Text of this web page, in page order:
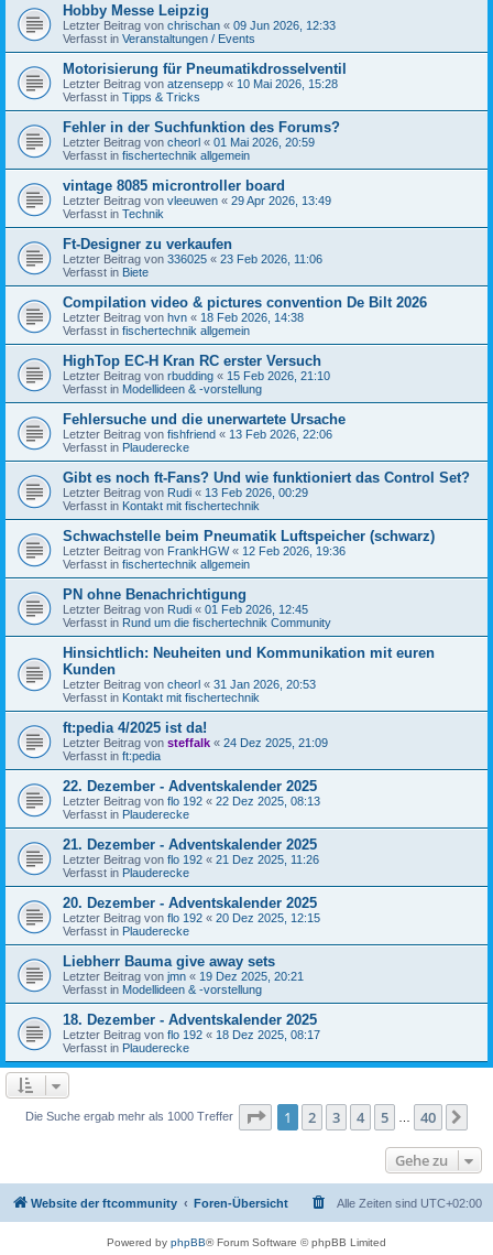
Hobby Messe Leipzig
Letzter Beitrag von chrischan « 09 Jun 2026, 12:33
Verfasst in Veranstaltungen / Events
Motorisierung für Pneumatikdrosselventil
Letzter Beitrag von atzensepp « 10 Mai 2026, 15:28
Verfasst in Tipps & Tricks
Fehler in der Suchfunktion des Forums?
Letzter Beitrag von cheorl « 01 Mai 2026, 20:59
Verfasst in fischertechnik allgemein
vintage 8085 microntroller board
Letzter Beitrag von vleeuwen « 29 Apr 2026, 13:49
Verfasst in Technik
Ft-Designer zu verkaufen
Letzter Beitrag von 336025 « 23 Feb 2026, 11:06
Verfasst in Biete
Compilation video & pictures convention De Bilt 2026
Letzter Beitrag von hvn « 18 Feb 2026, 14:38
Verfasst in fischertechnik allgemein
HighTop EC-H Kran RC erster Versuch
Letzter Beitrag von rbudding « 15 Feb 2026, 21:10
Verfasst in Modellideen & -vorstellung
Fehlersuche und die unerwartete Ursache
Letzter Beitrag von fishfriend « 13 Feb 2026, 22:06
Verfasst in Plauderecke
Gibt es noch ft-Fans? Und wie funktioniert das Control Set?
Letzter Beitrag von Rudi « 13 Feb 2026, 00:29
Verfasst in Kontakt mit fischertechnik
Schwachstelle beim Pneumatik Luftspeicher (schwarz)
Letzter Beitrag von FrankHGW« 12 Feb 2026, 19:36
Verfasst in fischertechnik allgemein
PN ohne Benachrichtigung
Letzter Beitrag von Rudi « 01 Feb 2026, 12:45
Verfasst in Rund um die fischertechnik Community
Hinsichtlich: Neuheiten und Kommunikation mit euren
Kunden
Letzter Beitrag von cheorl « 31 Jan 2026, 20:53
Verfasst in Kontakt mit fischertechnik
ft:pedia 4/2025 ist da!
Letzter Beitrag von steffalk « 24 Dez 2025, 21:09
Verfasst in ft:pedia
22. Dezember - Adventskalender 2025
Letzter Beitrag von flo 192 « 22 Dez 2025, 08:13
Verfasst in Plauderecke
21. Dezember - Adventskalender 2025
Letzter Beitrag von flo 192 « 21 Dez 2025, 11:26
Verfasst in Plauderecke
20. Dezember - Adventskalender 2025
Letzter Beitrag von flo 192 « 20 Dez 2025, 12:15
Verfasst in Plauderecke
Liebherr Bauma give away sets
Letzter Beitrag von jmn « 19 Dez 2025, 20:21
Verfasst in Modellideen & -vorstellung
18. Dezember - Adventskalender 2025
Letzter Beitrag von flo 192 « 18 Dez 2025, 08:17
Verfasst in Plauderecke
Die Suche ergab mehr als 1000 Treffer Seite 1von 40
1 2 3 4 5 40
Gehe zu
Website der ftcommunity Foren-Übersicht Alle Zeiten sind UTC+02:00
Powered by phpBB® Forum Software © phpBB Limited